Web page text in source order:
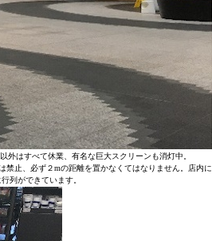
はすべて休業、有名な巨大スクリーンも消灯中。
止、必ず２mの距離を置かなくてはなりません。店内に
列ができています。